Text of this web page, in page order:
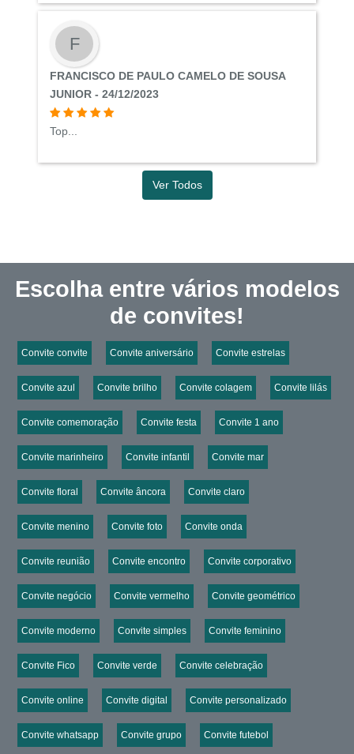
F
FRANCISCO DE PAULO CAMELO DE SOUSA
JUNIOR - 24/12/2023
Top...
Ver Todos
Escolha entre vários modelos
de convites!
Convite convite Convite aniversário Convite estrelas
Convite azul Convite brilho Convite colagem Convite lilás
Convite comemoração Convite festa Convite 1 ano
Convite marinheiro Convite infantil Convite mar
Convite floral Convite âncora Convite claro
Convite menino Convite foto Convite onda
Convite reunião Convite encontro Convite corporativo
Convite negócio Convite vermelho Convite geométrico
Convite moderno Convite simples Convite feminino
Convite Fico Convite verde Convite celebração
Convite online Convite digital Convite personalizado
Convite whatsapp Convite grupo Convite futebol